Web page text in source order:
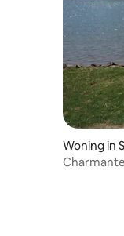
Woning in